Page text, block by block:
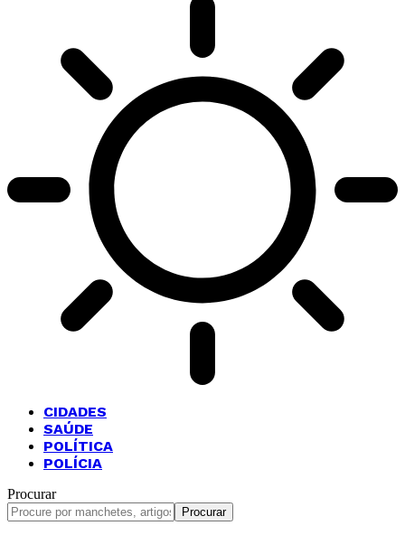
CIDADES
SAÚDE
POLÍTICA
POLÍCIA
Procurar